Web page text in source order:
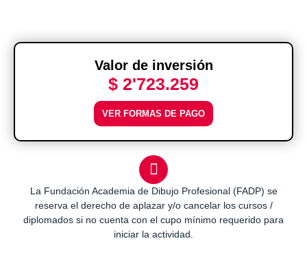
Valor de inversión
$ 2'723.259
VER FORMAS DE PAGO
La Fundación Academia de Dibujo Profesional (FADP) se
reserva el derecho de aplazar y/o cancelar los cursos /
diplomados si no cuenta con el cupo mínimo requerido para
iniciar la actividad.